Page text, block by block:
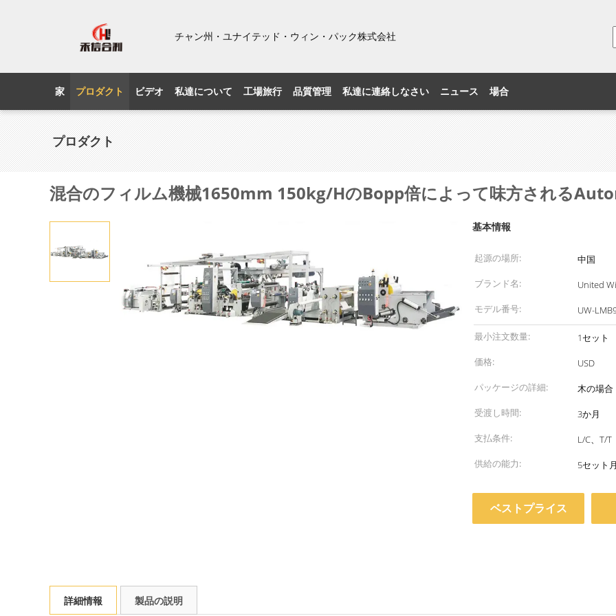
チャン州・ユナイテッド・ウィン・パック株式会社
家 プロダクト ビデオ 私達について 工場旅行 品質管理 私達に連絡しなさい ニュース 場合
プロダクト
混合のフィルム機械1650mm 150kg/HのBopp倍によって味方される
基本情報
起源の場所:
中国
ブランド名:
United
モデル番号:
UW-
最小注文数量:
1セット
価格:
USD
パッケージの詳細:
木の場合
受渡し時間:
3か月
支払条件:
L/C、T/T
供給の能力:
5セット月
ベストプライス
詳細情報 製品の説明